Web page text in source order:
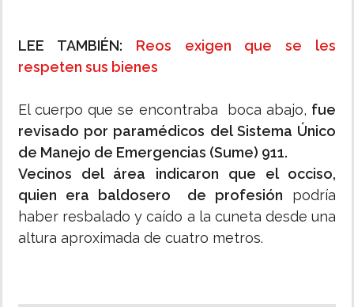
LEE TAMBIÉN: Reos exigen que se les
respeten sus bienes
El cuerpo que se encontraba boca abajo, fue
revisado por paramédicos del Sistema Único
de Manejo de Emergencias (Sume) 911.
Vecinos del área indicaron que el occiso,
quien era baldosero de profesión podría
haber resbalado y caído a la cuneta desde una
altura aproximada de cuatro metros.